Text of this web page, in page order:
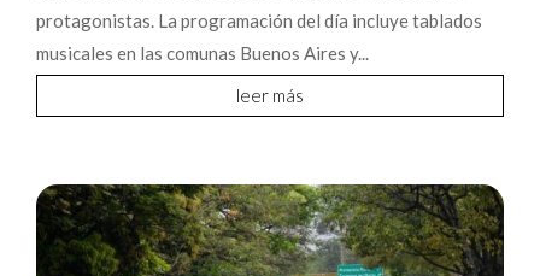
protagonistas. La programación del día incluye tablados
musicales en las comunas Buenos Aires y...
leer más